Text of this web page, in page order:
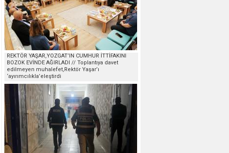
REKTÖR YAŞAR,YOZGAT’IN CUMHUR İTTİFAKINI
BOZOK EVİNDE AĞIRLADI // Toplantıya davet
edilmeyen muhalefet,Rektör Yaşar’ı
‘ayırımcılıkla’eleştirdi